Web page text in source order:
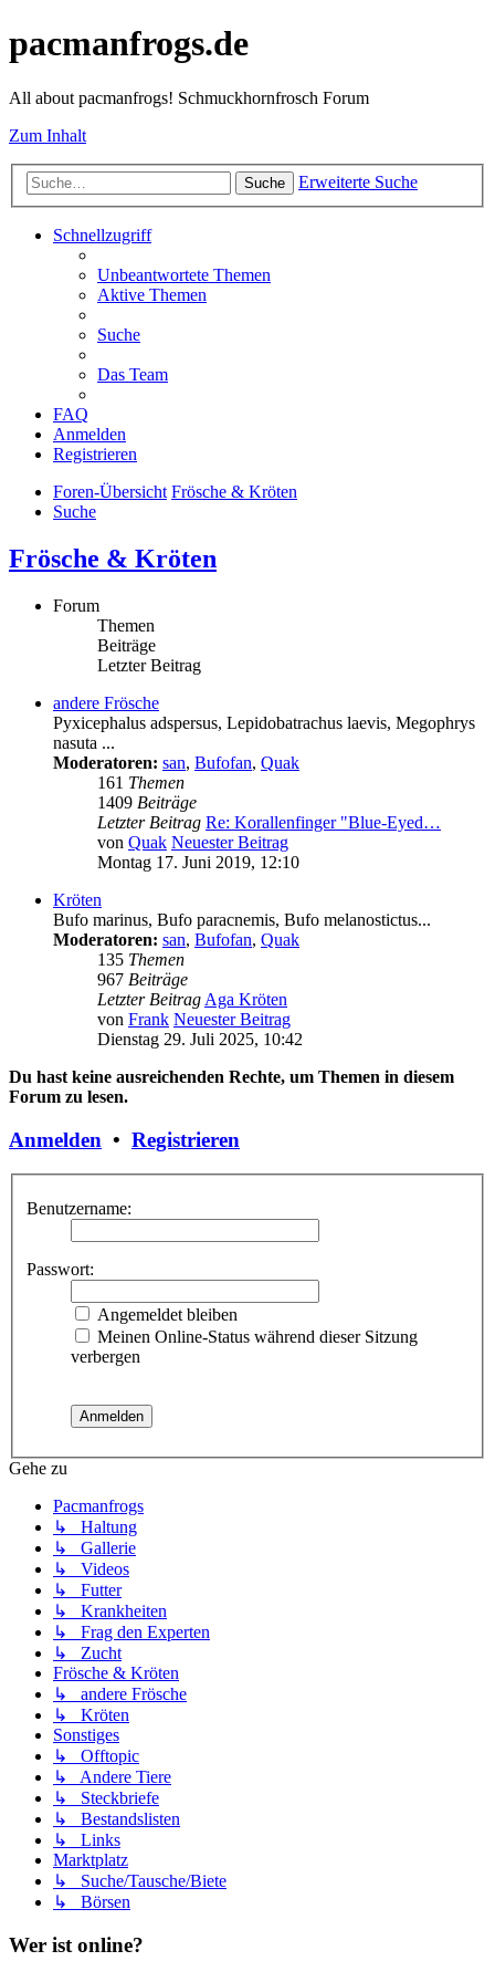
pacmanfrogs.de
All about pacmanfrogs! Schmuckhornfrosch Forum
Zum Inhalt
Suche Erweiterte Suche
Schnellzugriff
Unbeantwortete Themen
Aktive Themen
Suche
Das Team
FAQ
Anmelden
Registrieren
Foren-Übersicht Frösche & Kröten
Suche
Frösche & Kröten
Forum
Themen
Beiträge
Letzter Beitrag
andere Frösche
Pyxicephalus adspersus, Lepidobatrachus laevis, Megophrys
nasuta ...
Moderatoren: san, Bufofan, Quak
161 Themen
1409 Beiträge
Letzter Beitrag Re: Korallenfinger "Blue-Eyed…
von Quak Neuester Beitrag
Montag 17. Juni 2019, 12:10
Kröten
Bufo marinus, Bufo paracnemis, Bufo melanostictus...
Moderatoren: san, Bufofan, Quak
135 Themen
967 Beiträge
Letzter Beitrag Aga Kröten
von Frank Neuester Beitrag
Dienstag 29. Juli 2025, 10:42
Du hast keine ausreichenden Rechte, um Themen in diesem
Forum zu lesen.
Anmelden • Registrieren
Benutzername:
Passwort:
Angemeldet bleiben
Meinen Online-Status während dieser Sitzung
verbergen
Gehe zu
Pacmanfrogs
↳ Haltung
↳ Gallerie
↳ Videos
↳ Futter
↳ Krankheiten
↳ Frag den Experten
↳ Zucht
Frösche & Kröten
↳ andere Frösche
↳ Kröten
Sonstiges
↳ Offtopic
↳ Andere Tiere
↳ Steckbriefe
↳ Bestandslisten
↳ Links
Marktplatz
↳ Suche/Tausche/Biete
↳ Börsen
Wer ist online?